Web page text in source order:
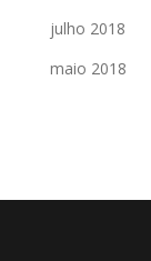
julho 2018
maio 2018